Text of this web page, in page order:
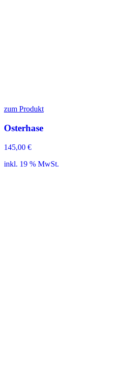
zum Produkt
Osterhase
145,00 €
inkl. 19 % MwSt.